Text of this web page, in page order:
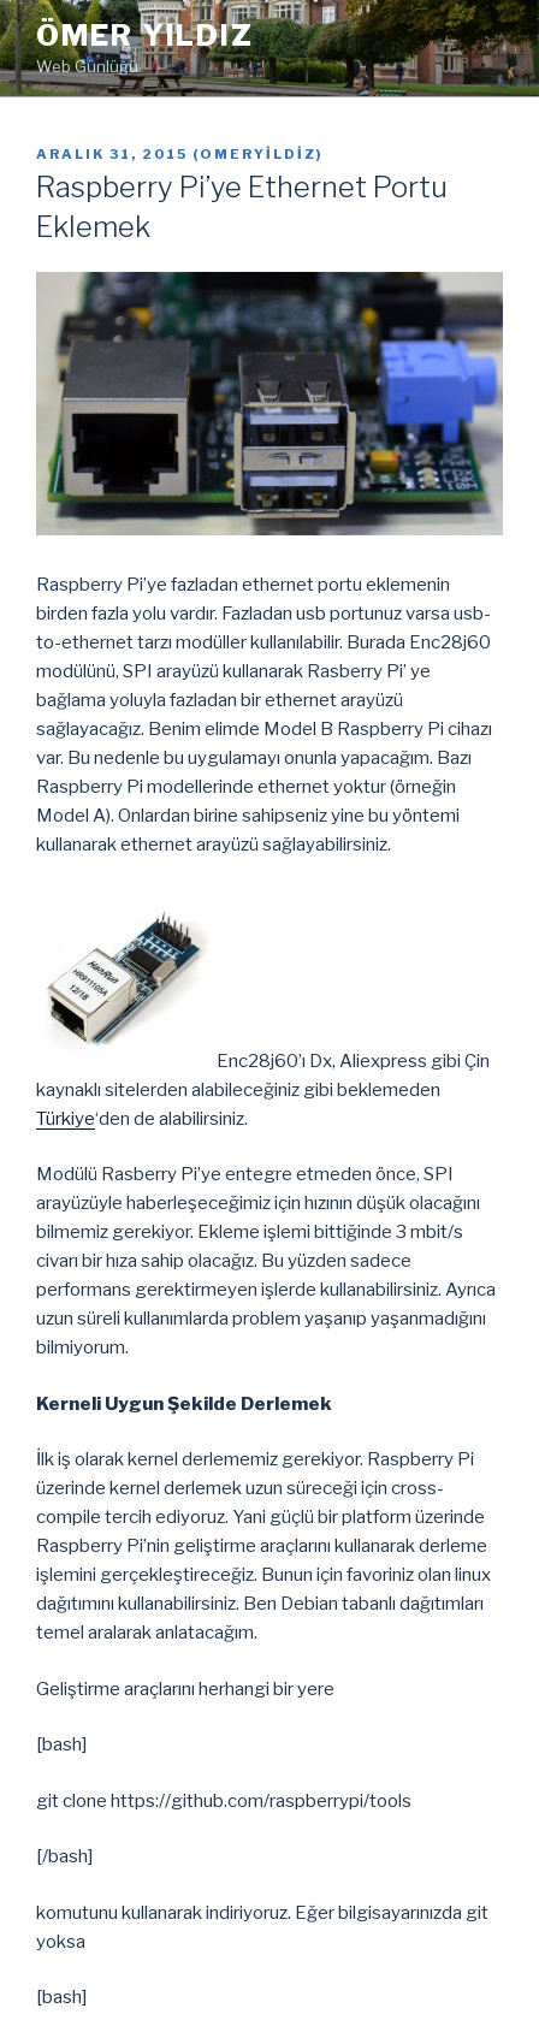
İçeriğe
geç ÖMER YILDIZ
Web Günlüğü
YAYIM
TARIHI
ARALIK 31, 2015 ( OMERYILDIZ)
Raspberry Pi’ye Ethernet Portu
Eklemek
Raspberry Pi’ye fazladan ethernet portu eklemenin
birden fazla yolu vardır. Fazladan usb portunuz varsa usb-
to-ethernet tarzı modüller kullanılabilir. Burada Enc28j60
modülünü, SPI arayüzü kullanarak Rasberry Pi’ ye
bağlama yoluyla fazladan bir ethernet arayüzü
sağlayacağız. Benim elimde Model B Raspberry Pi cihazı
var. Bu nedenle bu uygulamayı onunla yapacağım. Bazı
Raspberry Pi modellerinde ethernet yoktur (örneğin
Model A). Onlardan birine sahipseniz yine bu yöntemi
kullanarak ethernet arayüzü sağlayabilirsiniz.
Enc28j60’ı Dx, Aliexpress gibi Çin
kaynaklı sitelerden alabileceğiniz gibi beklemeden
Türkiye‘den de alabilirsiniz.
Modülü Rasberry Pi’ye entegre etmeden önce, SPI
arayüzüyle haberleşeceğimiz için hızının düşük olacağını
bilmemiz gerekiyor. Ekleme işlemi bittiğinde 3 mbit/s
civarı bir hıza sahip olacağız. Bu yüzden sadece
performans gerektirmeyen işlerde kullanabilirsiniz. Ayrıca
uzun süreli kullanımlarda problem yaşanıp yaşanmadığını
bilmiyorum.
Kerneli Uygun Şekilde Derlemek
İlk iş olarak kernel derlememiz gerekiyor. Raspberry Pi
üzerinde kernel derlemek uzun süreceği için cross-
compile tercih ediyoruz. Yani güçlü bir platform üzerinde
Raspberry Pi’nin geliştirme araçlarını kullanarak derleme
işlemini gerçekleştireceğiz. Bunun için favoriniz olan linux
dağıtımını kullanabilirsiniz. Ben Debian tabanlı dağıtımları
temel aralarak anlatacağım.
Geliştirme araçlarını herhangi bir yere
[bash]
git clone https://github.com/raspberrypi/tools
[/bash]
komutunu kullanarak indiriyoruz. Eğer bilgisayarınızda git
yoksa
[bash]